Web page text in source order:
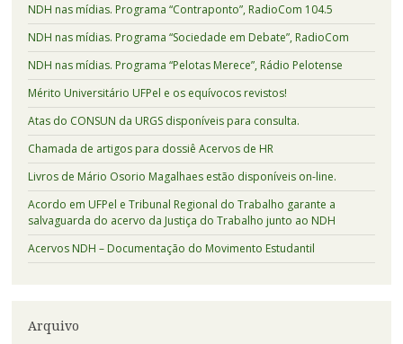
NDH nas mídias. Programa “Contraponto”, RadioCom 104.5
NDH nas mídias. Programa “Sociedade em Debate”, RadioCom
NDH nas mídias. Programa “Pelotas Merece”, Rádio Pelotense
Mérito Universitário UFPel e os equívocos revistos!
Atas do CONSUN da URGS disponíveis para consulta.
Chamada de artigos para dossiê Acervos de HR
Livros de Mário Osorio Magalhaes estão disponíveis on-line.
Acordo em UFPel e Tribunal Regional do Trabalho garante a
salvaguarda do acervo da Justiça do Trabalho junto ao NDH
Acervos NDH – Documentação do Movimento Estudantil
Arquivo